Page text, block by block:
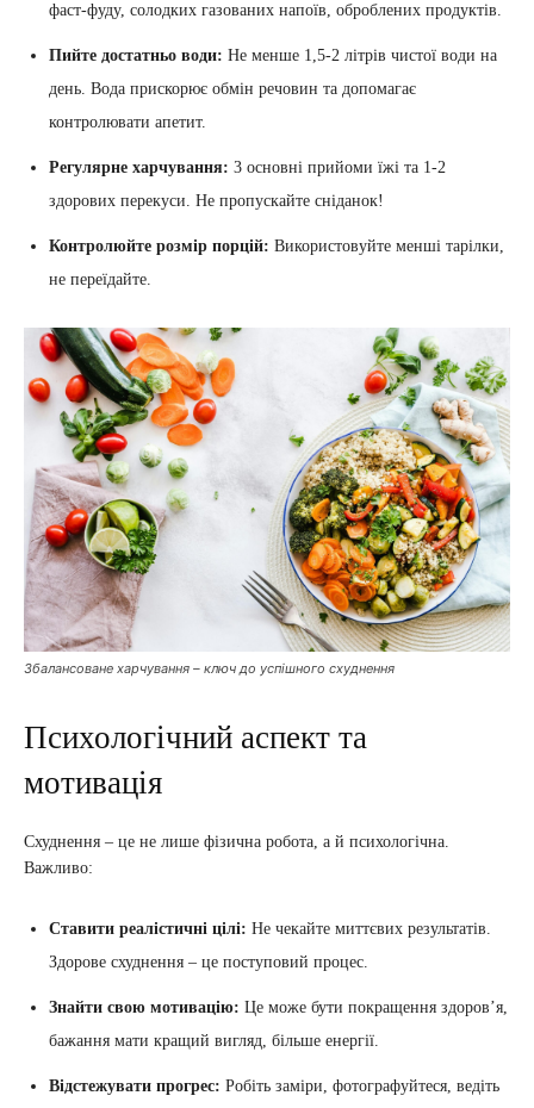
фаст-фуду, солодких газованих напоїв, оброблених продуктів.
Пийте достатньо води: Не менше 1,5-2 літрів чистої води на
день. Вода прискорює обмін речовин та допомагає
контролювати апетит.
Регулярне харчування: 3 основні прийоми їжі та 1-2
здорових перекуси. Не пропускайте сніданок!
Контролюйте розмір порцій: Використовуйте менші тарілки,
не переїдайте.
Збалансоване харчування – ключ до успішного схуднення
Психологічний аспект та
мотивація
Схуднення – це не лише фізична робота, а й психологічна.
Важливо:
Ставити реалістичні цілі: Не чекайте миттєвих результатів.
Здорове схуднення – це поступовий процес.
Знайти свою мотивацію: Це може бути покращення здоров’я,
бажання мати кращий вигляд, більше енергії.
Відстежувати прогрес: Робіть заміри, фотографуйтеся, ведіть